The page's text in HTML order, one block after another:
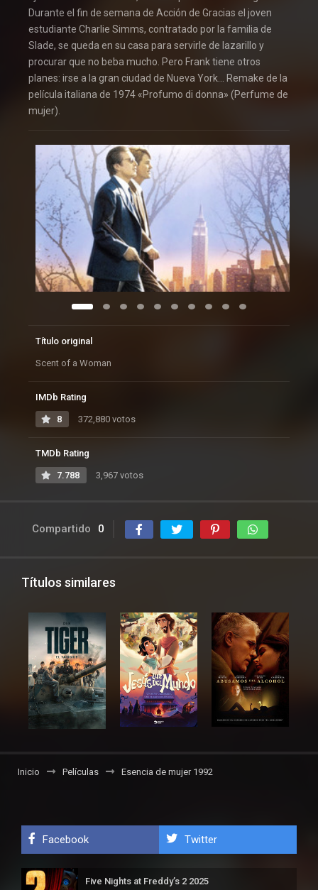
Durante el fin de semana de Acción de Gracias el joven
estudiante Charlie Simms, contratado por la familia de
Slade, se queda en su casa para servirle de lazarillo y
procurar que no beba mucho. Pero Frank tiene otros
planes: irse a la gran ciudad de Nueva York… Remake de la
película italiana de 1974 «Profumo di donna» (Perfume de
mujer).
Título original
Scent of a Woman
IMDb Rating
8 372,880 votos
TMDb Rating
7.788 3,967 votos
Compartido 0
Títulos similares
Inicio Películas Esencia de mujer 1992
Facebook Twitter
Five Nights at Freddy’s 2 2025